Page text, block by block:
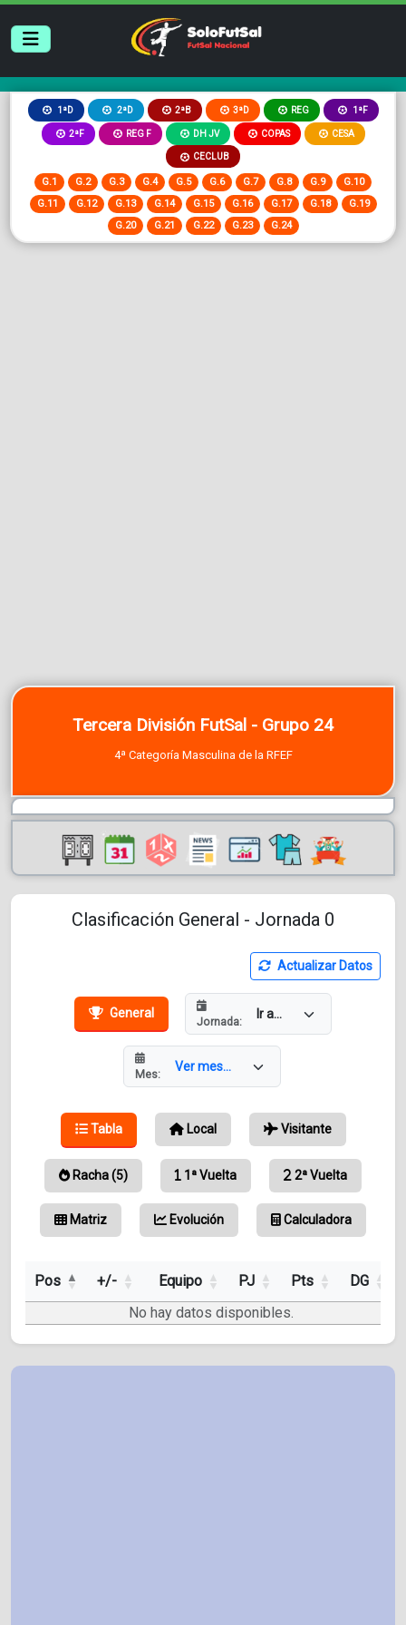
1ªD 2ªD 2ªB 3ªD REG 1ªF
2ªF REG F DH JV COPAS CESA
CECLUB
G.1 G.2 G.3 G.4 G.5 G.6 G.7 G.8 G.9
G.10
G.11
G.12 G.13 G.14 G.15 G.16 G.17 G.18
G.19
G.20
G.21 G.22 G.23 G.24
Tercera División FutSal - Grupo 24
4ª Categoría Masculina de la RFEF
Clasificación General - Jornada 0
Actualizar Datos
General
Jornada:
Mes:
Tabla Local Visitante
Racha (5) 1ª Vuelta 2ª Vuelta
Matriz Evolución Calculadora
Pos +/- Equipo PJ Pts
DG
No hay datos disponibles.